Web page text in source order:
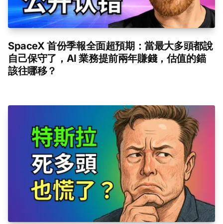
SpaceX 首份季報全面超預期：當最大多頭都說
自己保守了，AI 業務提前兩年賺錢，估值的錨
該往哪移？